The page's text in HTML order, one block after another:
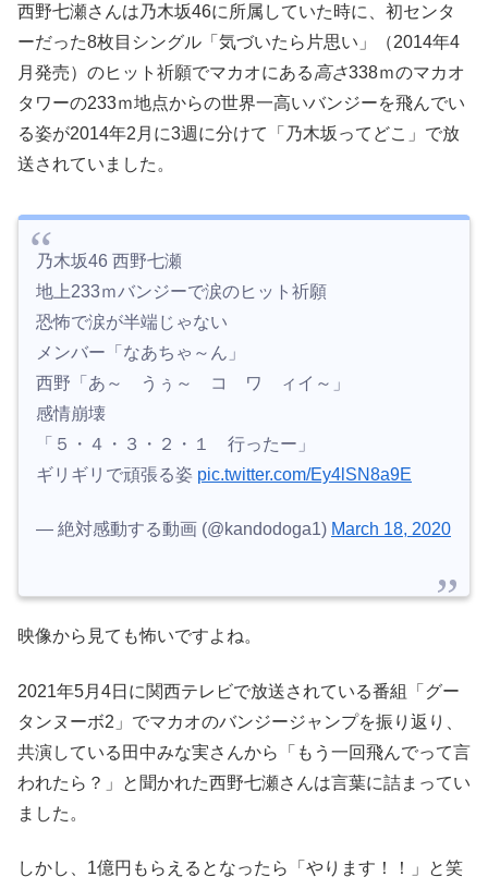
西野七瀬さんは乃木坂46に所属していた時に、初センタ
ーだった8枚目シングル「気づいたら片思い」（2014年4
月発売）のヒット祈願でマカオにある高さ338ｍのマカオ
タワーの233ｍ地点からの世界一高いバンジーを飛んでい
る姿が2014年2月に3週に分けて「乃木坂ってどこ」で放
送されていました。
乃木坂46 西野七瀬
地上233ｍバンジーで涙のヒット祈願
恐怖で涙が半端じゃない
メンバー「なあちゃ～ん」
西野「あ～ うぅ～ コ ワ ィイ～」
感情崩壊
「５・４・３・２・１ 行ったー」
ギリギリで頑張る姿 pic.twitter.com/Ey4lSN8a9E
— 絶対感動する動画 (@kandodoga1) March 18, 2020
映像から見ても怖いですよね。
2021年5月4日に関西テレビで放送されている番組「グー
タンヌーボ2」でマカオのバンジージャンプを振り返り、
共演している田中みな実さんから「もう一回飛んでって言
われたら？」と聞かれた西野七瀬さんは言葉に詰まってい
ました。
しかし、1億円もらえるとなったら「やります！！」と笑